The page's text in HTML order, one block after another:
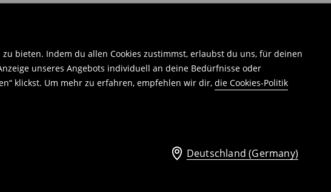
bieten. Indem du allen Cookies zustimmst, erlaubst du uns, für deinen
unseres Angebots individuell an deine Bedürfnisse oder
klickst. Um mehr zu erfahren, empfehlen wir dir, die Cookies-Politik
Deutschland (Germany)